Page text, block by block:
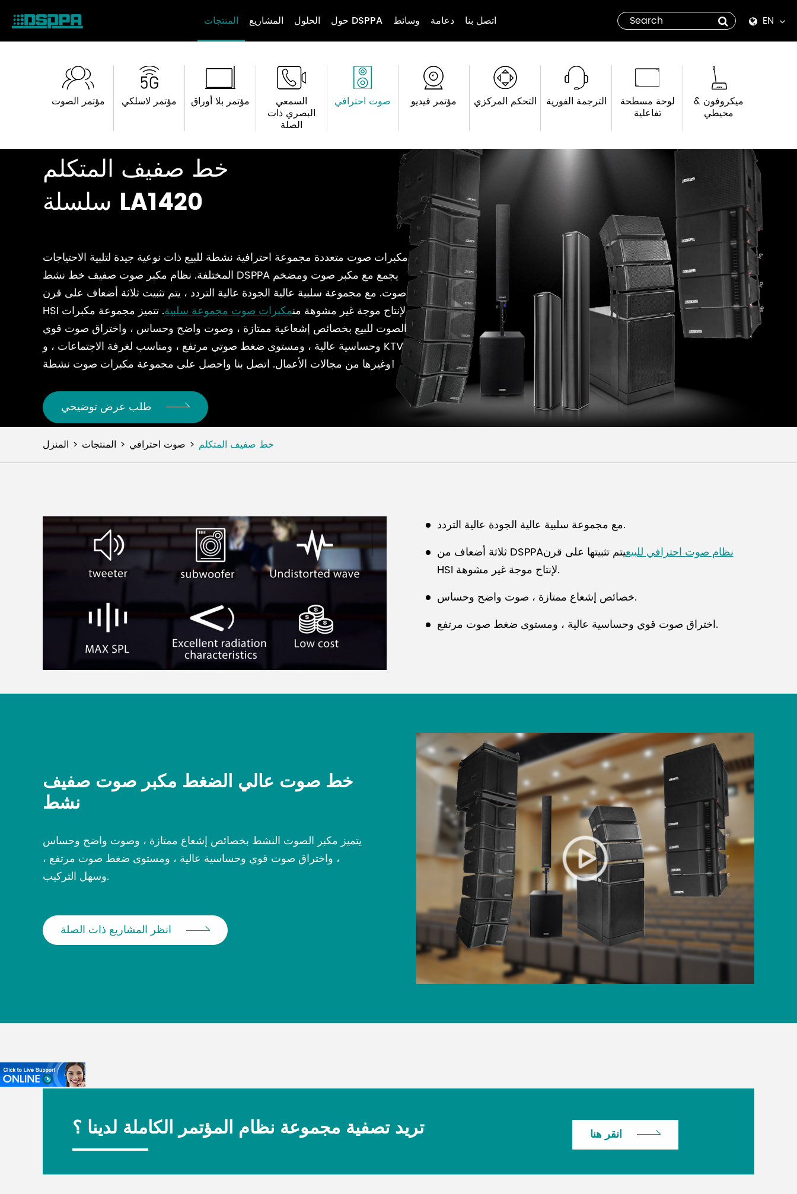
المنتجات المشاريع الحلول حول DSPPA وسائط دعامة اتصل بنا
EN
Español
italiano
مؤتمر الصوت مؤتمر لاسلكي مؤتمر بلا أوراق السمعي
البصري ذات
الصلة
صوت احترافي مؤتمر فيديو التحكم المركزي الترجمة الفورية لوحة مسطحة
تفاعلية
ميكروفون &
محيطي
خط صفيف المتكلم
سلسلة LA1420
مكبرات صوت متعددة مجموعة احترافية نشطة للبيع ذات نوعية جيدة لتلبية الاحتياجات
المختلفة. نظام مكبر صوت صفيف خط نشط DSPPA يجمع مع مكبر صوت ومضخم
صوت. مع مجموعة سلبية عالية الجودة عالية التردد ، يتم تثبيت ثلاثة أضعاف على قرن
HSI لإنتاج موجة غير مشوهة منمكبرات صوت مجموعة سلبية. تتميز مجموعة مكبرات
الصوت للبيع بخصائص إشعاعية ممتازة ، وصوت واضح وحساس ، واختراق صوت قوي
وحساسية عالية ، ومستوى ضغط صوتي مرتفع ، ومناسب لغرفة الاجتماعات ، و KTV
وغيرها من مجالات الأعمال. اتصل بنا واحصل على مجموعة مكبرات صوت نشطة!
المنزل المنتجات صوت احترافي خط صفيف المتكلم
مع مجموعة سلبية عالية الجودة عالية التردد.
ثلاثة أضعاف من DSPPA
نظام صوت احترافي للبيعيتم تثبيتها على قرن
HSI لإنتاج موجة غير مشوهة.
خصائص إشعاع ممتازة ، صوت واضح وحساس.
اختراق صوت قوي وحساسية عالية ، ومستوى ضغط صوت مرتفع.
خط صوت عالي الضغط مكبر صوت صفيف
نشط
يتميز مكبر الصوت النشط بخصائص إشعاع ممتازة ، وصوت واضح وحساس
، واختراق صوت قوي وحساسية عالية ، ومستوى ضغط صوت مرتفع ،
وسهل التركيب.
تريد تصفية مجموعة نظام المؤتمر الكاملة لدينا ؟